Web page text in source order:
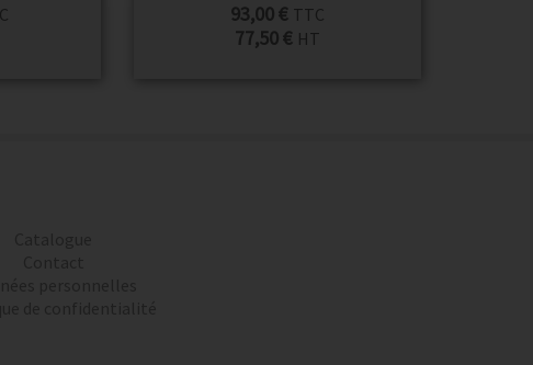
93,00 € TTC
77,50 € HT